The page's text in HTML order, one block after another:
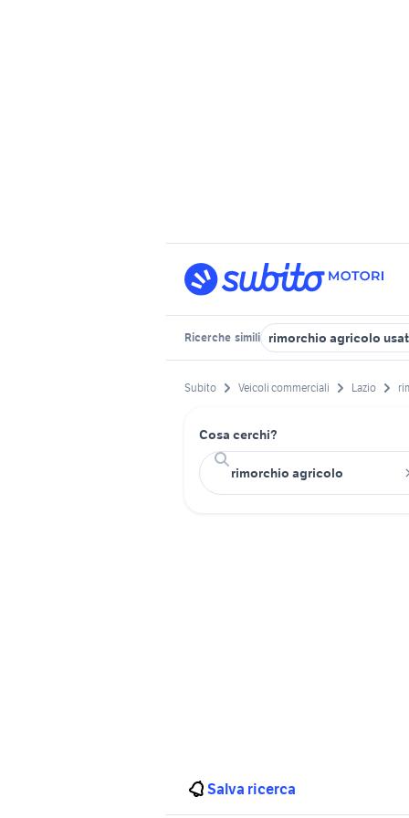
Ricerche simili rimorchio agricolo
Subito Veicoli commerciali Lazio
Cosa cerchi?
Salva ricerca